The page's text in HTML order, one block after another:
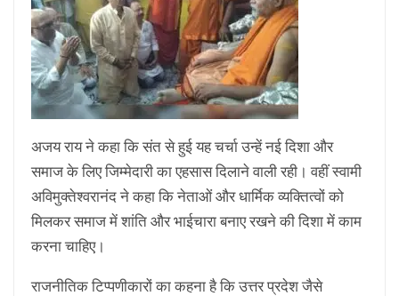
अजय राय ने कहा कि संत से हुई यह चर्चा उन्हें नई दिशा और
समाज के लिए जिम्मेदारी का एहसास दिलाने वाली रही। वहीं स्वामी
अविमुक्तेश्वरानंद ने कहा कि नेताओं और धार्मिक व्यक्तित्वों को
मिलकर समाज में शांति और भाईचारा बनाए रखने की दिशा में काम
करना चाहिए।
राजनीतिक टिप्पणीकारों का कहना है कि उत्तर प्रदेश जैसे